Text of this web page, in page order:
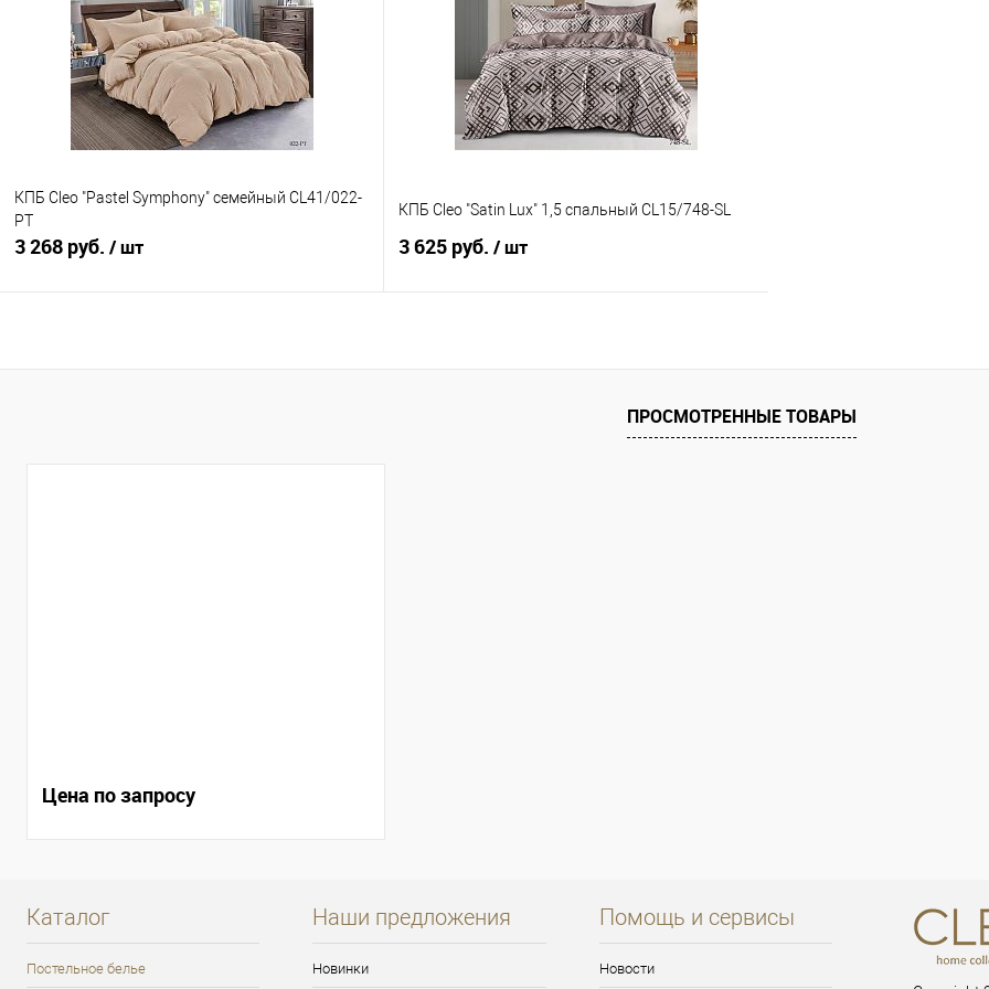
Купить в 1 клик
Сравнение
В избранное
В наличии
Купить в 1 клик
Сравнение
В избранное
В наличии
КПБ Cleo "Pastel Symphony" семейный CL41/022-
PT
3 268 руб. / шт
КПБ Cleo "Satin Lux" 1,5 спальный CL15/748-SL
3 625 руб. / шт
ПРОСМОТРЕННЫЕ ТОВАРЫ
Цена по запросу
Каталог
Постельное белье
Наши предложения
Новинки
Помощь и сервисы
Новости